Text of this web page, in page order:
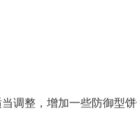
调整，增加一些防御型